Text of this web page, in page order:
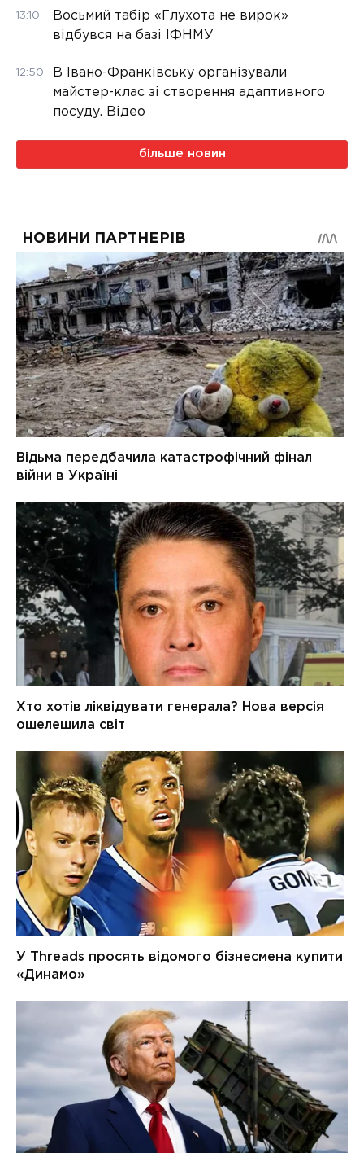
13:10
Восьмий табір «Глухота не вирок»
відбувся на базі ІФНМУ
12:50
В Івано-Франківську організували
майстер-клас зі створення адаптивного
посуду. Відео
більше новин